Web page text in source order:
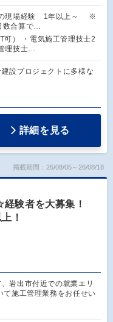
現場経験 1年以上～ ※
数合算で…
可） ・電気施工管理技士2
理技士…
設プロジェクトに多様な
詳細を見る
掲載期間：26/08/05～26/08/18
経験者を大募集！
！
岩出市付近での就業エリ
施工管理業務をお任せい